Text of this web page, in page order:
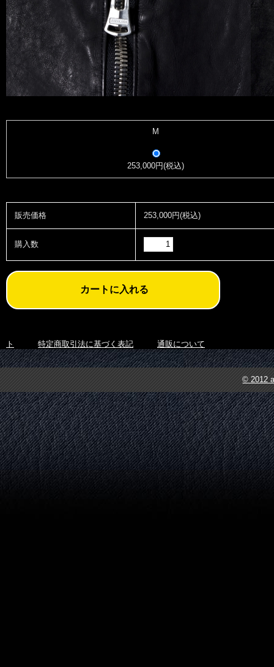
M
253,000円(税込)
販売価格 253,000円(税込)
購入数
ト 特定商取引法に基づく表記 通販について
© 2012